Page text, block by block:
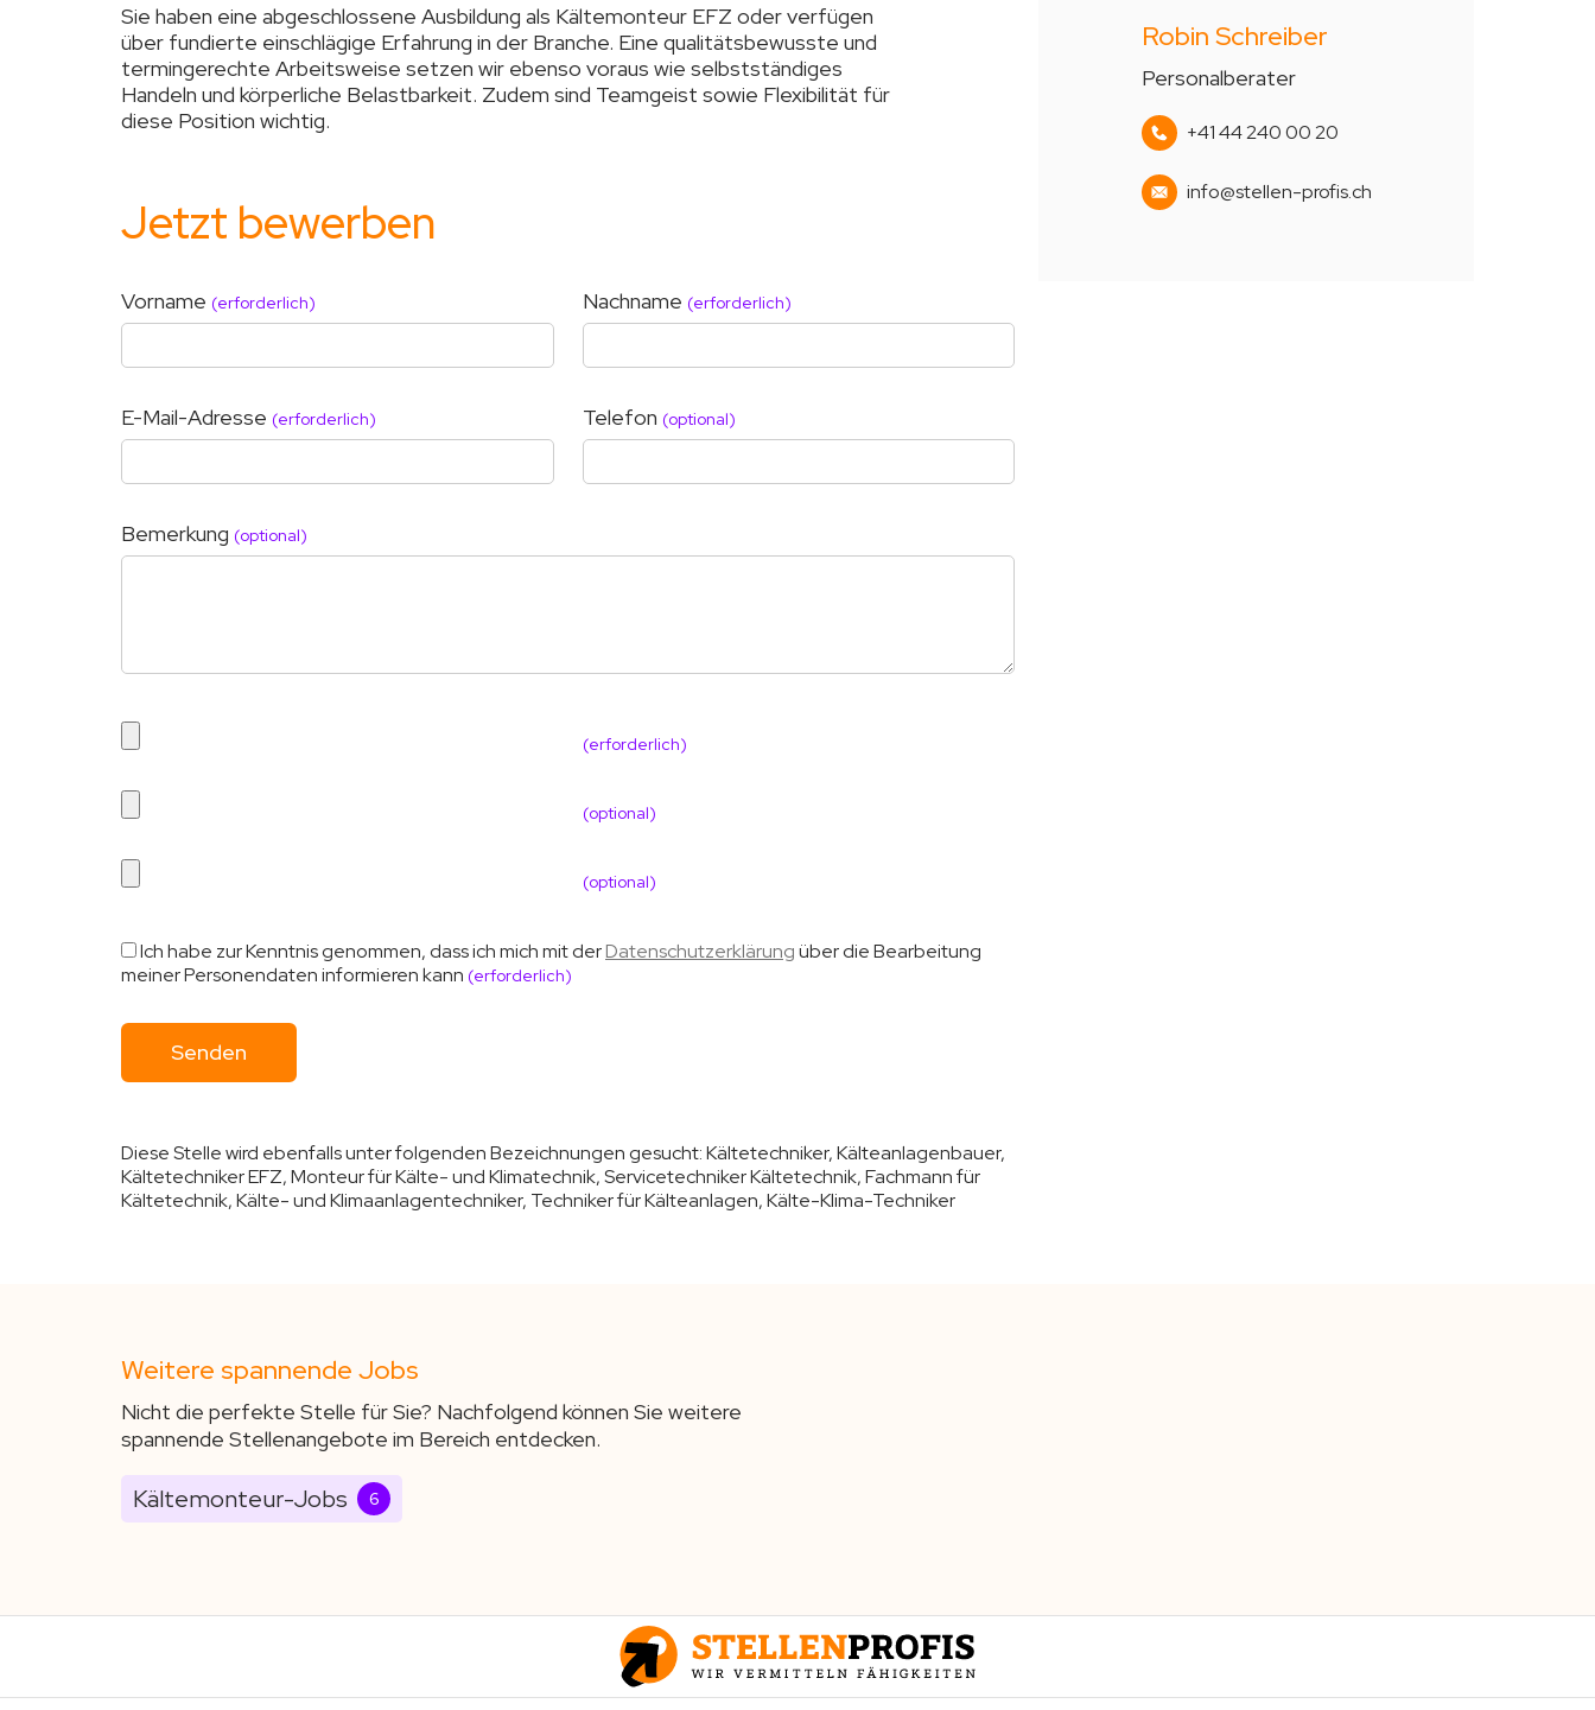
Sie haben eine abgeschlossene Ausbildung als Kältemonteur EFZ oder verfügen
über fundierte einschlägige Erfahrung in der Branche. Eine qualitätsbewusste und
termingerechte Arbeitsweise setzen wir ebenso voraus wie selbstständiges
Handeln und körperliche Belastbarkeit. Zudem sind Teamgeist sowie Flexibilität für
diese Position wichtig.
Jetzt bewerben
Vorname (erforderlich) Nachname (erforderlich)
E-Mail-Adresse (erforderlich) Telefon (optional)
Bemerkung (optional)
(erforderlich)
(optional)
(optional)
Ich habe zur Kenntnis genommen, dass ich mich mit derDatenschutzerklärungüber die Bearbeitung
meiner Personendaten informieren kann (erforderlich)
Diese Stelle wird ebenfalls unter folgenden Bezeichnungen gesucht:Kältetechniker, Kälteanlagenbauer,
Kältetechniker EFZ, Monteur für Kälte- und Klimatechnik, Servicetechniker Kältetechnik, Fachmann für
Kältetechnik, Kälte- und Klimaanlagentechniker, Techniker für Kälteanlagen, Kälte-Klima-Techniker
Robin Schreiber
Personalberater
+41 44 240 00 20
info@stellen-profis.ch
Weitere spannende Jobs
Nicht die perfekte Stelle für Sie? Nachfolgend können Sie weitere
spannende Stellenangebote im Bereich entdecken.
Kältemonteur-Jobs 6